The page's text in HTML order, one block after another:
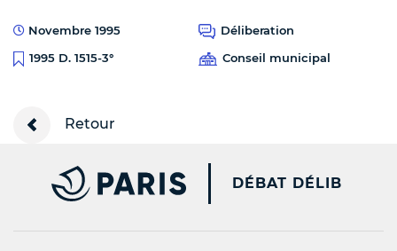
Novembre 1995
Déliberation
1995 D. 1515-3°
Conseil municipal
Retour
PARIS.FR [NEW
DÉBAT DÉLIB